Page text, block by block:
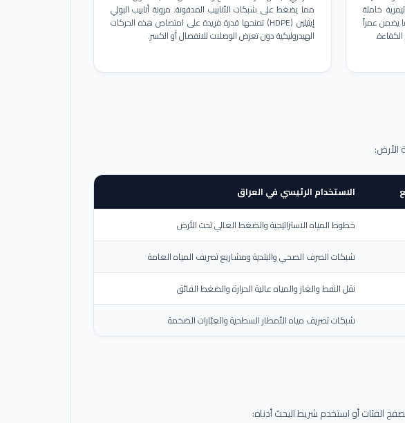
خاملة
يضمن عمراً
مما يضغط على شبكات الأنابيب المدفونة. مرونة أنابيب البولي
إيثيلين (HDPE) تمنحها قدرة فريدة على امتصاص هذه الحركات
الهيدروليكية دون تعرض الوصلات للانفصال أو الكسر.
الأرض:
الاستخدام الرئيسي في العراق
خطوط المياه الاستراتيجية والضغط العالي تحت الأرض
شبكات الصرف الصحي والبلدية ومشاريع تصريف المياه العامة
نقل النفط والغاز والمياه عالية الحرارة والضغط الفائق
شبكات تصريف مياه الأمطار السطحية والعبّارات الضخمة
الفئات أو استخدم شريط البحث أدناه: